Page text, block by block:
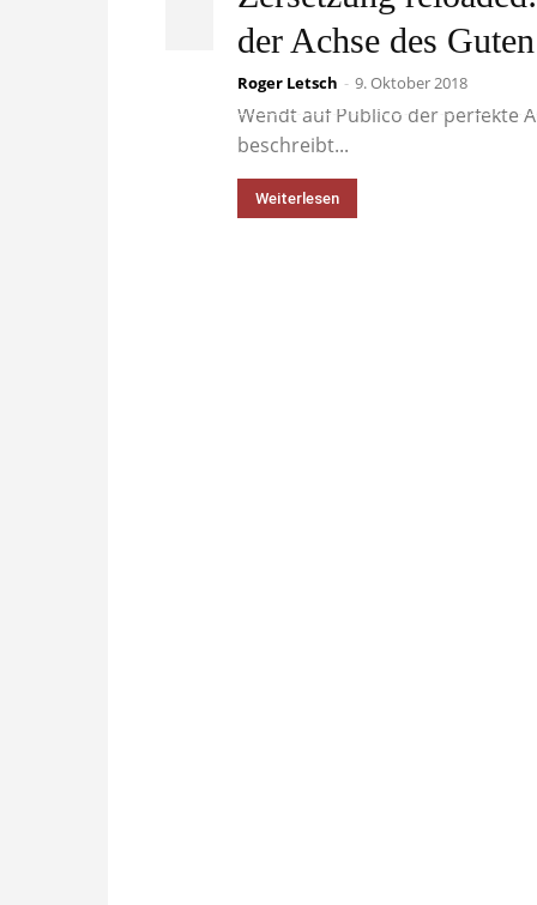
der Achse des Guten
Roger Letsch - 9. Oktober 2018
Wie’s der Beelzebub so will, ist
Wendt auf Publico der perfekte
beschreibt...
Weiterlesen